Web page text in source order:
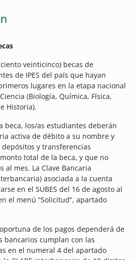
veinticinco) becas de
de IPES del país que hayan
lugares en la etapa nacional
(Biología, Química, Física,
Historia).
beca, los/as estudiantes deberán
activa de débito a su nombre y
y transferencias
total de la beca, y que no
mes. La Clave Bancaria
asociada a la cuenta
en el SUBES del 16 de agosto al
el menú “Solicitud”, apartado
de los pagos dependerá de
bancarios cumplan con las
en el numeral 4 del apartado